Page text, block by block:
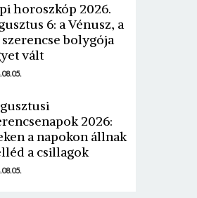
horoszkóp 2026.
6: a Vénusz, a
bolygója
vált
2026:
a napokon állnak
a csillagok